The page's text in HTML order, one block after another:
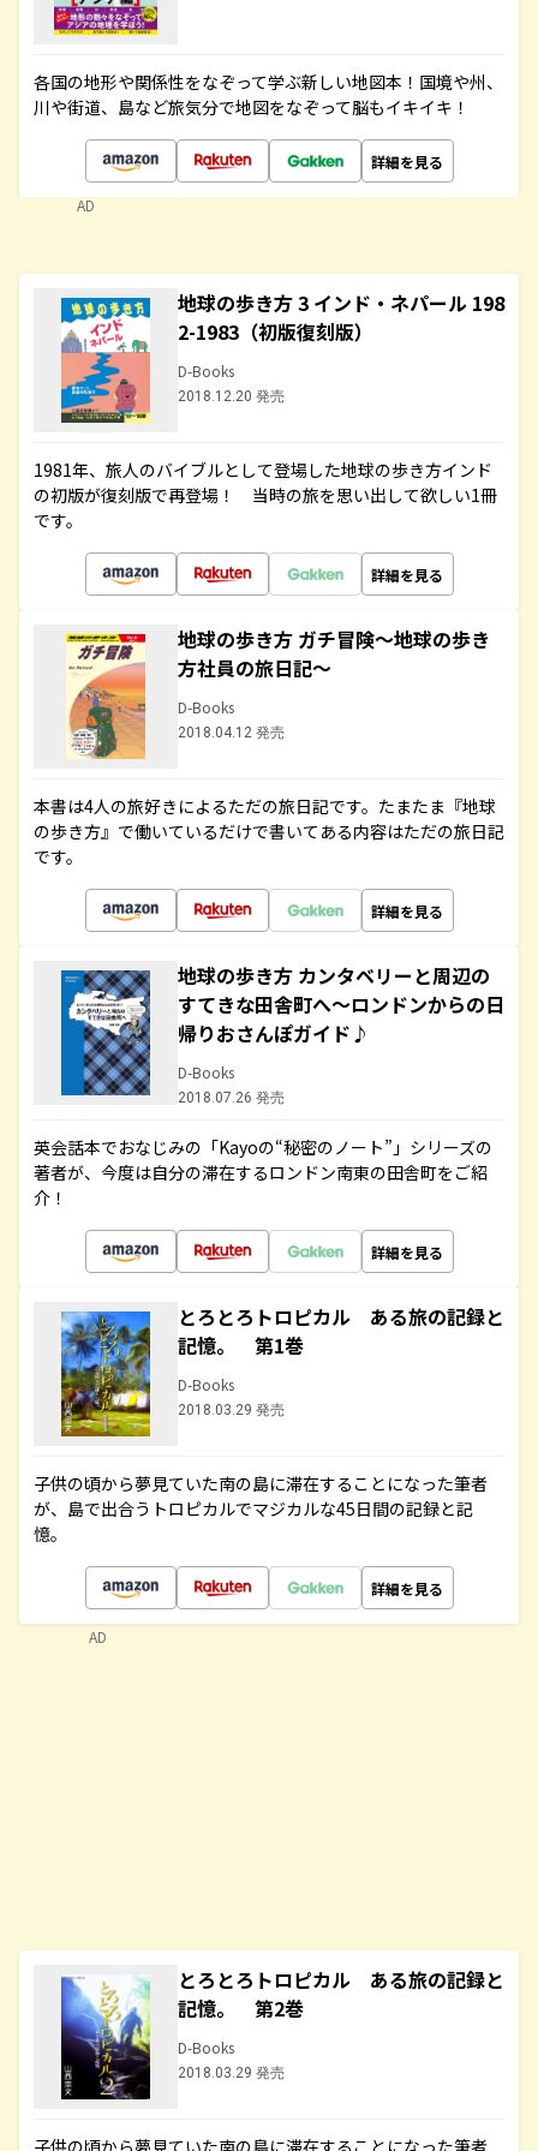
各国の地形や関係性をなぞって学ぶ新しい地図本！国境や州、
川や街道、島など旅気分で地図をなぞって脳もイキイキ！
詳細を見る
AD
地球の歩き方 3 インド・ネパール 198
2-1983（初版復刻版）
D-Books
2018.12.20 発売
1981年、旅人のバイブルとして登場した地球の歩き方インド
の初版が復刻版で再登場！ 当時の旅を思い出して欲しい1冊
です。
詳細を見る
地球の歩き方 ガチ冒険～地球の歩き
方社員の旅日記～
D-Books
2018.04.12 発売
本書は4人の旅好きによるただの旅日記です。たまたま『地球
の歩き方』で働いているだけで書いてある内容はただの旅日記
です。
詳細を見る
地球の歩き方 カンタベリーと周辺の
すてきな田舎町へ～ロンドンからの日
帰りおさんぽガイド♪
D-Books
2018.07.26 発売
英会話本でおなじみの「Kayoの“秘密のノート”」シリーズの
著者が、今度は自分の滞在するロンドン南東の田舎町をご紹
介！
詳細を見る
とろとろトロピカル ある旅の記録と
記憶。 第1巻
D-Books
2018.03.29 発売
子供の頃から夢見ていた南の島に滞在することになった筆者
が、島で出合うトロピカルでマジカルな45日間の記録と記
憶。
詳細を見る
とろとろトロピカル ある旅の記録と
記憶。 第2巻
D-Books
2018.03.29 発売
子供の頃から夢見ていた南の島に滞在することになった筆者
AD